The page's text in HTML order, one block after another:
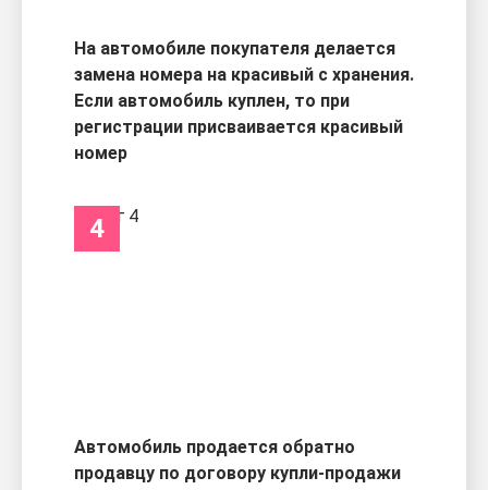
На автомобиле покупателя делается
замена номера на красивый с хранения.
Если автомобиль куплен, то при
регистрации присваивается красивый
номер
4
Автомобиль продается обратно
продавцу по договору купли-продажи